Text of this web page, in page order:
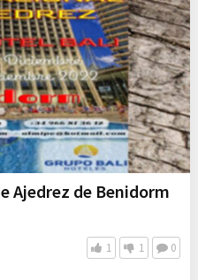
Ajedrez de Benidorm
1 1 0